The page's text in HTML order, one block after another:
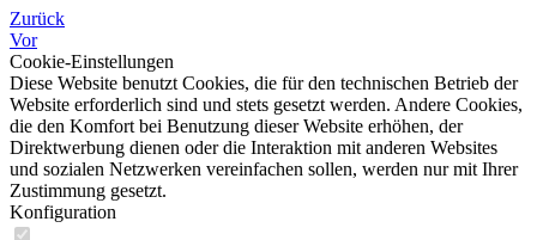
Zurück
Vor
Cookie-Einstellungen
Diese Website benutzt Cookies, die für den technischen Betrieb der
Website erforderlich sind und stets gesetzt werden. Andere Cookies,
die den Komfort bei Benutzung dieser Website erhöhen, der
Direktwerbung dienen oder die Interaktion mit anderen Websites
und sozialen Netzwerken vereinfachen sollen, werden nur mit Ihrer
Zustimmung gesetzt.
Konfiguration